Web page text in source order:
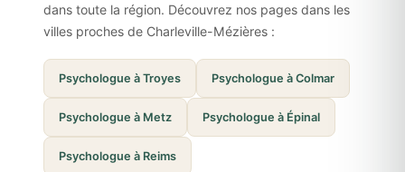
dans toute la région. Découvrez nos pages dans les
villes proches de Charleville-Mézières :
Psychologue à Troyes Psychologue à Colmar
Psychologue à Metz Psychologue à Épinal
Psychologue à Reims